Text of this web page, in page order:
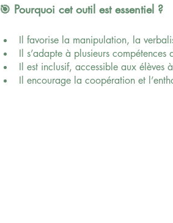
🎯 Pourquoi cet outil est essentiel ?
Il favorise la manipulation, la
Il s’adapte à plusieurs
Il est inclusif, accessible aux élèves
Il encourage la coopération et